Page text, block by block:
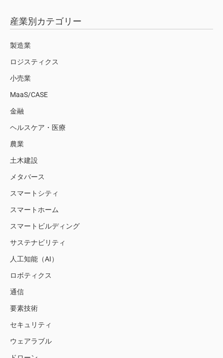
産業別カテゴリー
製造業
ロジスティクス
小売業
MaaS/CASE
金融
ヘルスケア・医療
農業
土木建設
メタバース
スマートシティ
スマートホーム
スマートビルディング
サステナビリティ
人工知能（AI）
ロボティクス
通信
要素技術
セキュリティ
ウェアラブル